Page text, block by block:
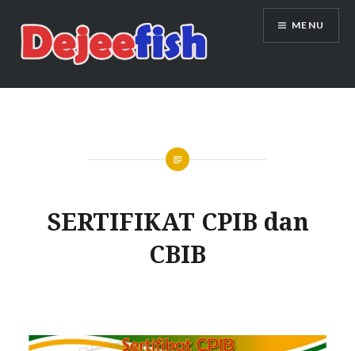
content
DEJEEFISH | PRODUSEN BENIH
MENU
SERTIFIKAT CPIB dan
CBIB